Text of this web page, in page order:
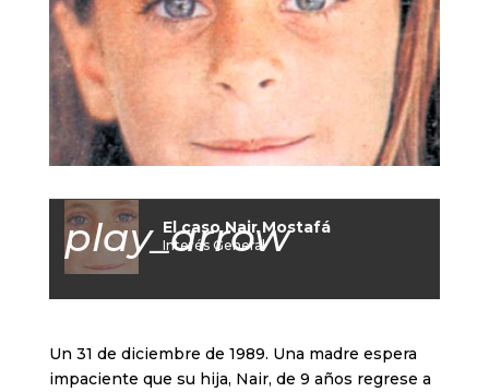
play_arrow
El caso Nair Mostafá
Interés General
Un 31 de diciembre de 1989. Una madre espera
impaciente que su hija, Nair, de 9 años regrese a